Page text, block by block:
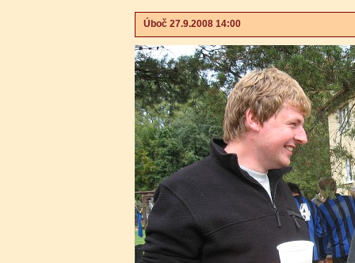
Úboč 27.9.2008 14:00